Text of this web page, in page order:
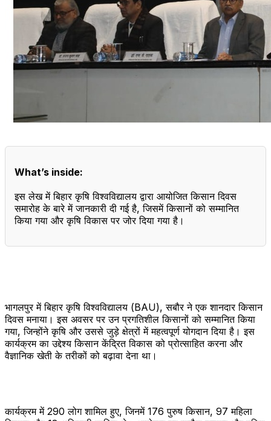
What’s inside:
इस लेख में बिहार कृषि विश्वविद्यालय द्वारा आयोजित किसान दिवस
समारोह के बारे में जानकारी दी गई है, जिसमें किसानों को सम्मानित
किया गया और कृषि विकास पर जोर दिया गया है।
भागलपुर में बिहार कृषि विश्वविद्यालय (BAU), सबौर ने एक शानदार किसान
दिवस मनाया। इस अवसर पर उन प्रगतिशील किसानों को सम्मानित किया
गया, जिन्होंने कृषि और उससे जुड़े क्षेत्रों में महत्वपूर्ण योगदान दिया है। इस
कार्यक्रम का उद्देश्य किसान केंद्रित विकास को प्रोत्साहित करना और
वैज्ञानिक खेती के तरीकों को बढ़ावा देना था।
कार्यक्रम में 290 लोग शामिल हुए, जिनमें 176 पुरुष किसान, 97 महिला